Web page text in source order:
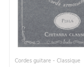
Cordes guitare - Classique